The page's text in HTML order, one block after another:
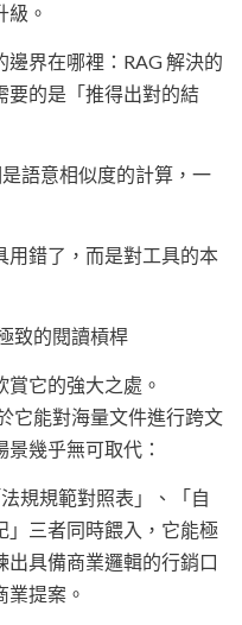
級。
界在哪裡：RAG 解決的
要的是「推得出對的結
語意相似度的計算，一
用錯了，而是對工具的本
致的閱讀槓桿
它的強大之處。
它能對海量文件進行跨文
幾乎無可取代：
規規範對照表」、「自
」三者同時餵入，它能極
具備商業邏輯的行銷口
提案。